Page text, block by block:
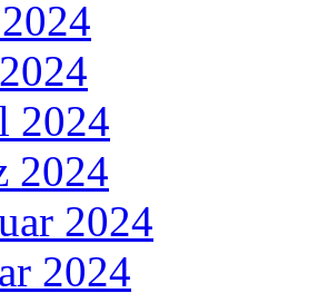
2024
2024
2024
2024